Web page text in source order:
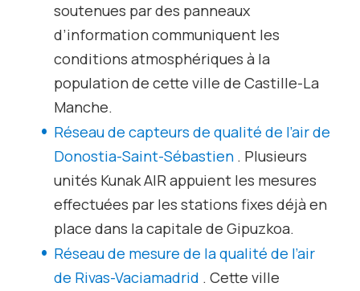
soutenues par des panneaux
d’information communiquent les
conditions atmosphériques à la
population de cette ville de Castille-La
Manche.
Réseau de capteurs de qualité de l’air de
Donostia-Saint-Sébastien . Plusieurs
unités Kunak AIR appuient les mesures
effectuées par les stations fixes déjà en
place dans la capitale de Gipuzkoa.
Réseau de mesure de la qualité de l’air
de Rivas-Vaciamadrid . Cette ville